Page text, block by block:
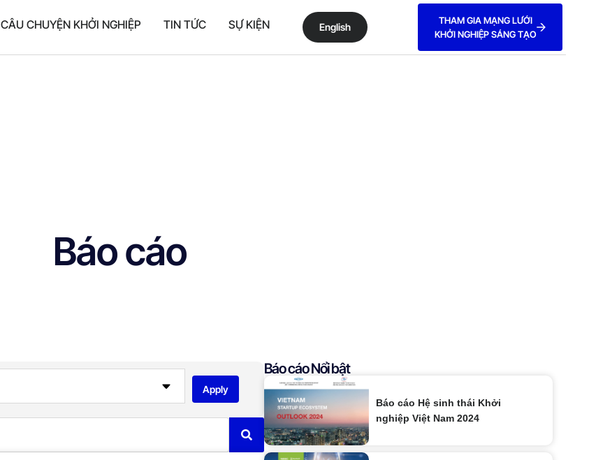
CÂU CHUYỆN KHỞI NGHIỆP TIN TỨC SỰ KIỆN English
THAM GIA MẠNG LƯỚI
KHỞI NGHIỆP SÁNG TẠO
Báo cáo
Apply
Báo cáo Nổi bật
Báo cáo Hệ sinh thái Khởi
nghiệp Việt Nam 2024